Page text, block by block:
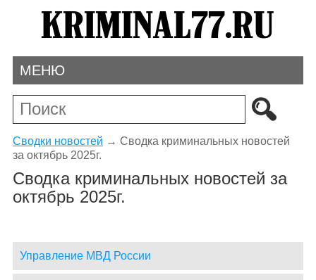
МЕНЮ
Сводки новостей → Сводка криминальных новостей
за октябрь 2025г.
Сводка криминальных новостей за
октябрь 2025г.
Управление МВД России